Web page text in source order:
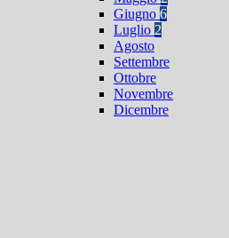
Giugno 6
Luglio 2
Agosto
Settembre
Ottobre
Novembre
Dicembre